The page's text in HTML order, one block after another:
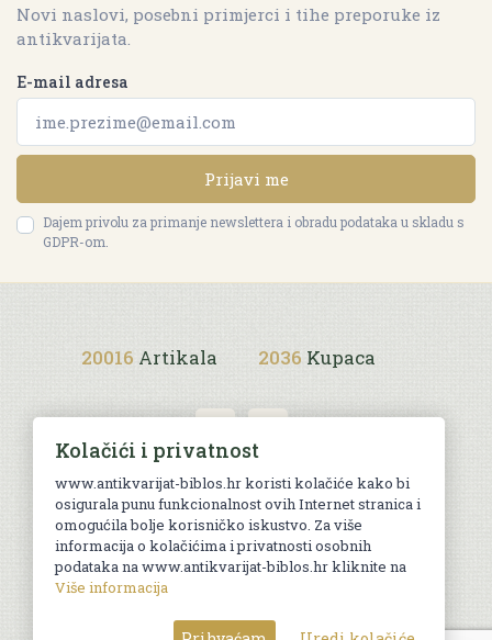
Novi naslovi, posebni primjerci i tihe preporuke iz
antikvarijata.
E-mail adresa
Prijavi me
Dajem privolu za primanje newslettera i obradu podataka u skladu s
GDPR-om.
20016 Artikala 2036 Kupaca
Uvjeti kupnje
© Sva prava pridržana. Web by
Kolačići i privatnost
www.antikvarijat-biblos.hr koristi kolačiće kako bi
osigurala punu funkcionalnost ovih Internet stranica i
omogućila bolje korisničko iskustvo. Za više
informacija o kolačićima i privatnosti osobnih
podataka na www.antikvarijat-biblos.hr kliknite na
Više informacija